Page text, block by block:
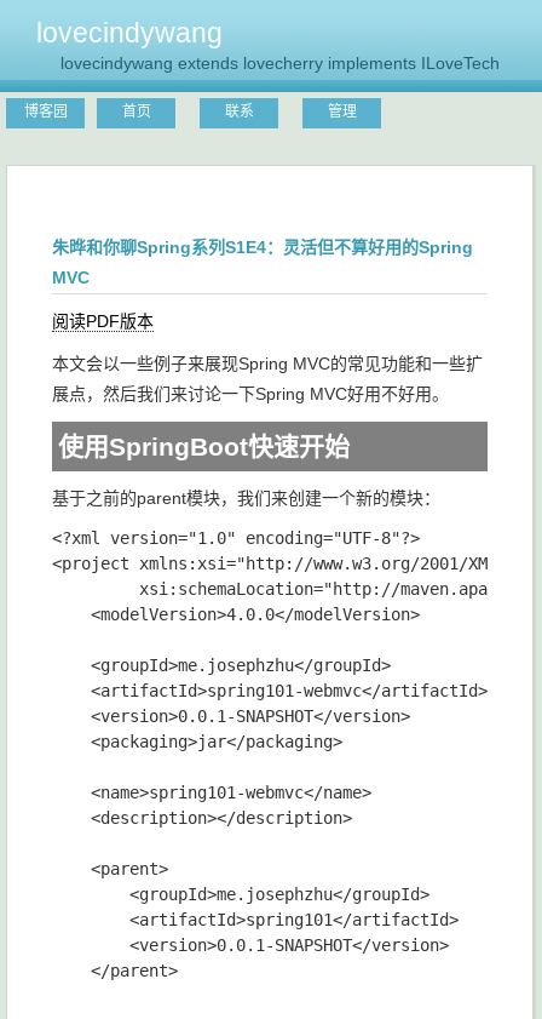
lovecindywang
lovecindywang extends lovecherry implements ILoveTech
博客园 首页 联系 管理
朱晔和你聊Spring系列S1E4：灵活但不算好用的Spring
MVC
阅读PDF版本
本文会以一些例子来展现Spring MVC的常见功能和一些扩
展点，然后我们来讨论一下Spring MVC好用不好用。
使用SpringBoot快速开始
基于之前的parent模块，我们来创建一个新的模块：
<?xml version="1.0" encoding="UTF-8"?>
<project xmlns:xsi="http://www.w3.org/2001/
xsi:schemaLocation="http://
    <modelVersion>4.0.0</modelVersion>
    <groupId>me.josephzhu</groupId>
    <artifactId>spring101-webmvc</artifactId>
    <version>0.0.1-SNAPSHOT</version>
    <packaging>jar</packaging>
    <name>spring101-webmvc</name>
    <description></description>
    <parent>
        <groupId>me.josephzhu</groupId>
        <artifactId>spring101</artifactId>
        <version>0.0.1-SNAPSHOT</version>
    </parent>